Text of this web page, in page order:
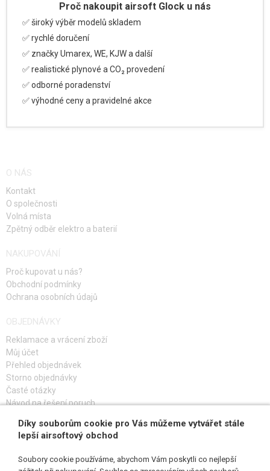
Proč nakoupit airsoft Glock u nás
✅ široký výběr modelů skladem
✅ rychlé doručení
✅ značky Umarex, WE, KJW a další
✅ realistické plynové a CO₂ provedení
✅ odborné poradenství
✅ výhodné ceny a pravidelné akce
O NÁS
Kontakt
O společnosti
Volná místa
Zpětný odběr elektro a baterií
NAKUPOVÁNÍ
Proč kupovat u nás?
Obchodní podmínky
Ochrana osobních údajů
OBJEDNÁVKY
Reklamace a vrácení zboží
Můj účet
Přehled objednávek
Storno objednávky
Časté otázky
Návod na řešení poruch
PŘIHLAŠ SE K ODBĚRU
Díky souborům cookie pro Vás můžeme vytvářet stále
lepší airsoftový obchod
Soubory cookie používáme, abychom Vám poskytli co nejlepší